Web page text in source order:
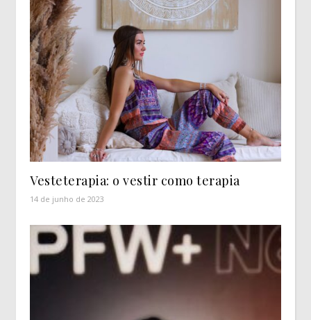
Vesteterapia: o vestir como terapia
14 de junho de 2023